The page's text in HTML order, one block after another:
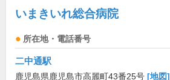
いまきいれ総合病院
所在地・電話番号
二中通駅
鹿児島県鹿児島市高麗町43番25号 [地図]